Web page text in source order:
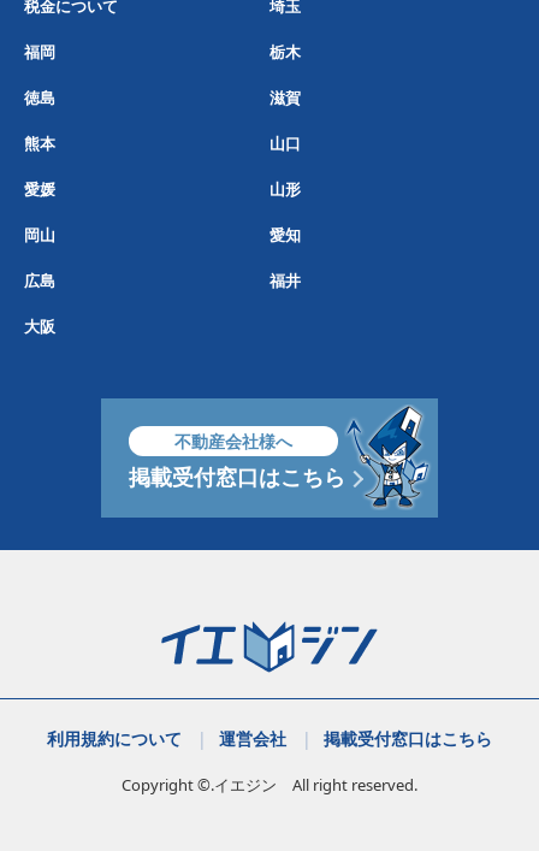
税金について 埼玉
福岡 栃木
徳島 滋賀
熊本 山口
愛媛 山形
岡山 愛知
広島 福井
大阪
不動産会社様へ
掲載受付窓口はこちら
利用規約について 運営会社 掲載受付窓口はこちら
Copyright ©.イエジン All right reserved.